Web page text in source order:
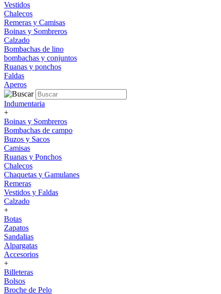
Vestidos
Chalecos
Remeras y Camisas
Boinas y Sombreros
Calzado
Bombachas de lino
bombachas y conjuntos
Ruanas y ponchos
Faldas
Aperos
Indumentaria
+
Boinas y Sombreros
Bombachas de campo
Buzos y Sacos
Camisas
Ruanas y Ponchos
Chalecos
Chaquetas y Gamulanes
Remeras
Vestidos y Faldas
Calzado
+
Botas
Zapatos
Sandalias
Alpargatas
Accesorios
+
Billeteras
Bolsos
Broche de Pelo